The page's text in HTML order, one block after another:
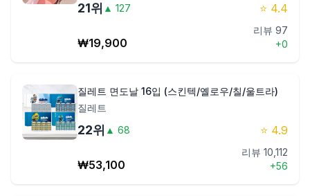
21위 ▲ 127 ⭐ 4.4
₩19,900
리뷰 97
+0
질레트 면도날 16입 (스킨텍/옐로우/칠/울트라)
질레트
22위 ▲ 68 ⭐ 4.9
₩53,100
리뷰 10,112
+56